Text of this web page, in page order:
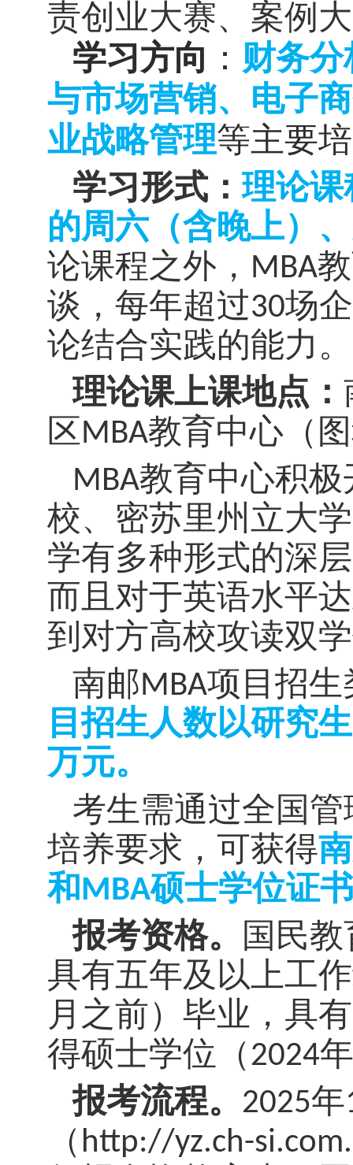
责创业大赛、案例
学习方向 ： 财务分
与市场营销、电子
业战略管理等主要
学习形式：理论课
的周六（含晚上）
论课程之外， MBA
谈，每年超过30场
论结合实践的能力。
理论课上课地点：
区MBA教育中心（
MBA教育中心积
校、密苏里州立大
学有多种形式的深
而且对于英语水平
到对方高校攻读双
南邮MBA项目招生
目招生人数以研究
万元。
考生需通过全国
培养要求，可获得
和MBA硕士学位证
报考资格。
国民
具有五年及以上工
月之前）毕业，具
得硕士学位（ 2024年
报考流程。 2025年
（ http://yz.ch-